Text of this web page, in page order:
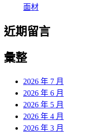
面材
近期留言
彙整
2026 年 7 月
2026 年 6 月
2026 年 5 月
2026 年 4 月
2026 年 3 月